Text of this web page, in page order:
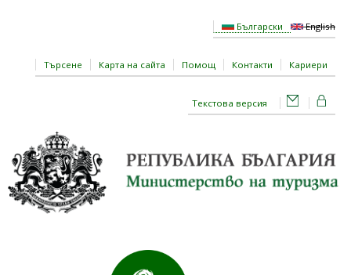
Български English
Търсене Карта на сайта Помощ Контакти Кариери
Текстова версия